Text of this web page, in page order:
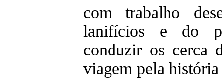
com trabalho
lanifícios e do
conduzir os cerca
viagem pela